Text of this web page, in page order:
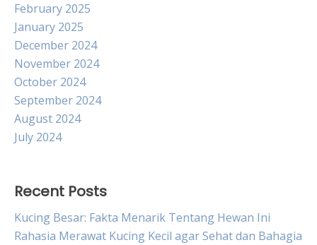
February 2025
January 2025
December 2024
November 2024
October 2024
September 2024
August 2024
July 2024
Recent Posts
Kucing Besar: Fakta Menarik Tentang Hewan Ini
Rahasia Merawat Kucing Kecil agar Sehat dan Bahagia